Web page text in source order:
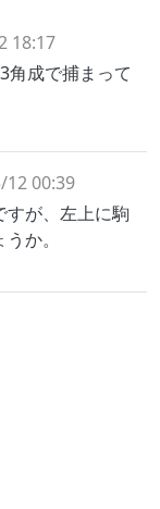
18:17
角成で捕まって
12 00:39
すが、左上に駒
か。